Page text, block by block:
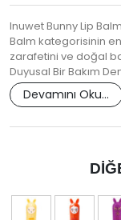
Inuwet Bunny Lip
Balm kategorisinin
zarafetini ve doğal
Duyusal Bir Bakım
Devamını Oku...